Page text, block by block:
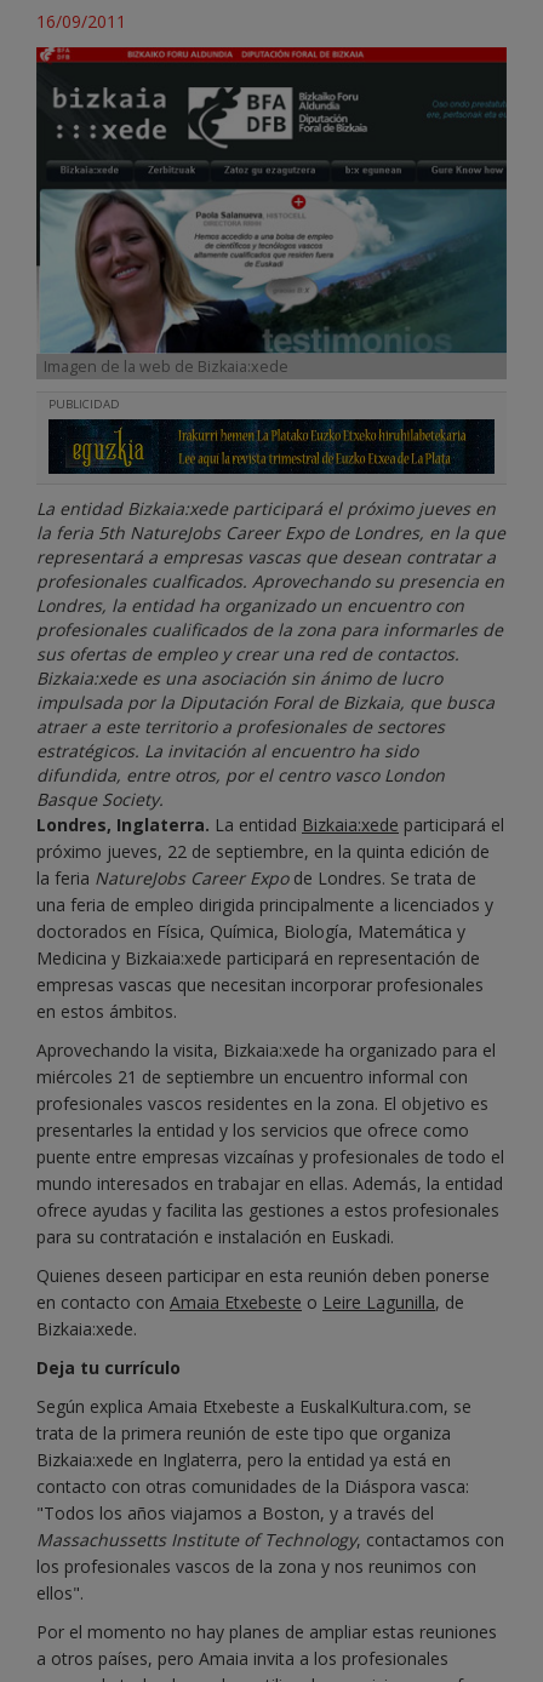
16/09/2011
Imagen de la web de Bizkaia:xede
PUBLICIDAD
La entidad Bizkaia:xede participará el próximo jueves en
la feria 5th NatureJobs Career Expo de Londres, en la que
representará a empresas vascas que desean contratar a
profesionales cualficados. Aprovechando su presencia en
Londres, la entidad ha organizado un encuentro con
profesionales cualificados de la zona para informarles de
sus ofertas de empleo y crear una red de contactos.
Bizkaia:xede es una asociación sin ánimo de lucro
impulsada por la Diputación Foral de Bizkaia, que busca
atraer a este territorio a profesionales de sectores
estratégicos. La invitación al encuentro ha sido
difundida, entre otros, por el centro vasco London
Basque Society.
Londres, Inglaterra. La entidad Bizkaia:xede participará el
próximo jueves, 22 de septiembre, en la quinta edición de
la feria NatureJobs Career Expo de Londres. Se trata de
una feria de empleo dirigida principalmente a licenciados y
doctorados en Física, Química, Biología, Matemática y
Medicina y Bizkaia:xede participará en representación de
empresas vascas que necesitan incorporar profesionales
en estos ámbitos.
Aprovechando la visita, Bizkaia:xede ha organizado para el
miércoles 21 de septiembre un encuentro informal con
profesionales vascos residentes en la zona. El objetivo es
presentarles la entidad y los servicios que ofrece como
puente entre empresas vizcaínas y profesionales de todo el
mundo interesados en trabajar en ellas. Además, la entidad
ofrece ayudas y facilita las gestiones a estos profesionales
para su contratación e instalación en Euskadi.
Quienes deseen participar en esta reunión deben ponerse
en contacto con Amaia Etxebeste o Leire Lagunilla, de
Bizkaia:xede.
Deja tu currículo
Según explica Amaia Etxebeste a EuskalKultura.com, se
trata de la primera reunión de este tipo que organiza
Bizkaia:xede en Inglaterra, pero la entidad ya está en
contacto con otras comunidades de la Diáspora vasca:
"Todos los años viajamos a Boston, y a través del
Massachussetts Institute of Technology, contactamos con
los profesionales vascos de la zona y nos reunimos con
ellos".
Por el momento no hay planes de ampliar estas reuniones
a otros países, pero Amaia invita a los profesionales